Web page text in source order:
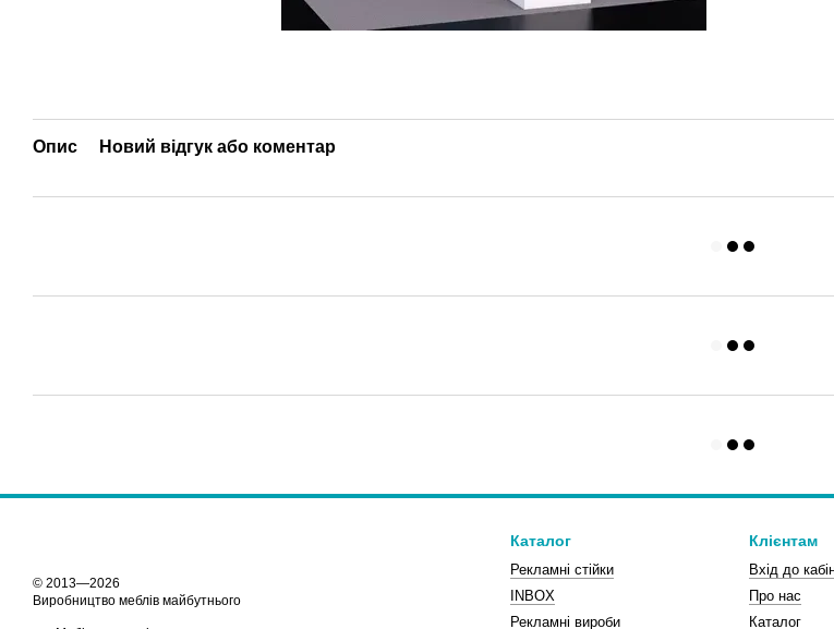
Опис Новий відгук або коментар
© 2013—2026
Виробництво меблів майбутнього
Каталог
Рекламні стійки
INBOX
Рекламні вироби
Клієнтам
Вхід до
Про нас
Каталог